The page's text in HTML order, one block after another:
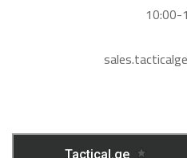
10:00-